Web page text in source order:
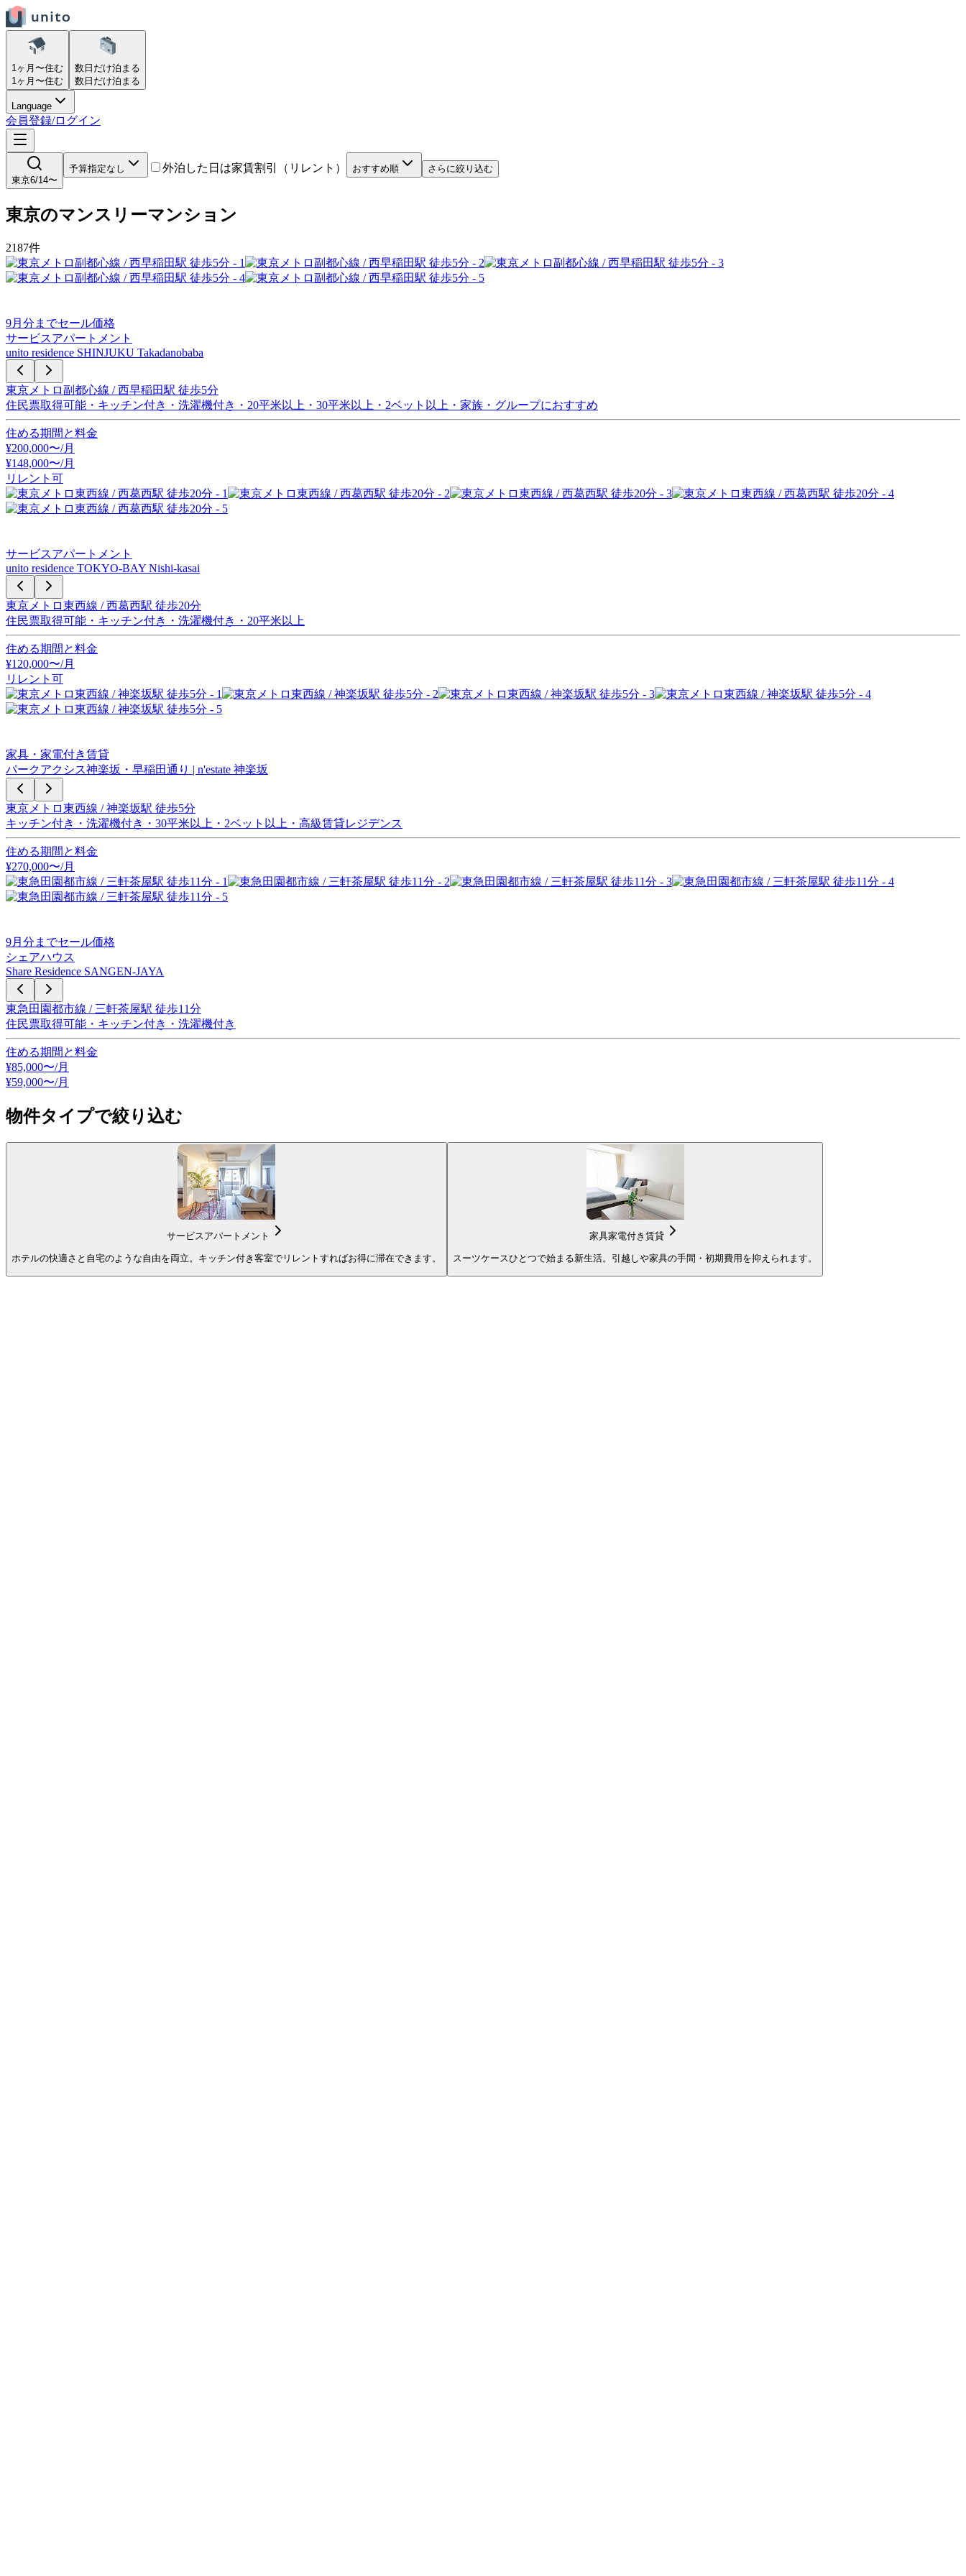
1ヶ月〜住む
1ヶ月〜住む
数日だけ泊まる
数日だけ泊まる
Language
会員登録/ログイン
東京6/14〜
予算指定なし 外泊した日は家賃割引（リレント） おすすめ順 さらに絞り込む
東京のマンスリーマンション
2187件
9月分までセール価格
サービスアパートメント
unito residence SHINJUKU Takadanobaba
東京メトロ副都心線 / 西早稲田駅 徒歩5分
住民票取得可能・キッチン付き・洗濯機付き・20平米以上・30平米以上・2ベット以上・家族・グループにおすすめ
住める期間と料金
¥200,000〜/月
¥148,000〜/月
リレント可
サービスアパートメント
unito residence TOKYO-BAY Nishi-kasai
東京メトロ東西線 / 西葛西駅 徒歩20分
住民票取得可能・キッチン付き・洗濯機付き・20平米以上
住める期間と料金
¥120,000〜/月
リレント可
家具・家電付き賃貸
パークアクシス神楽坂・早稲田通り | n'estate 神楽坂
東京メトロ東西線 / 神楽坂駅 徒歩5分
キッチン付き・洗濯機付き・30平米以上・2ベット以上・高級賃貸レジデンス
住める期間と料金
¥270,000〜/月
9月分までセール価格
シェアハウス
Share Residence SANGEN-JAYA
東急田園都市線 / 三軒茶屋駅 徒歩11分
住民票取得可能・キッチン付き・洗濯機付き
住める期間と料金
¥85,000〜/月
¥59,000〜/月
物件タイプで絞り込む
サービスアパートメント
ホテルの快適さと自宅のような自由を両立。キッチン付き客室でリレントすればお得に滞在できます。
家具家電付き賃貸
スーツケースひとつで始まる新生活。引越しや家具の手間・初期費用を抑えられます。